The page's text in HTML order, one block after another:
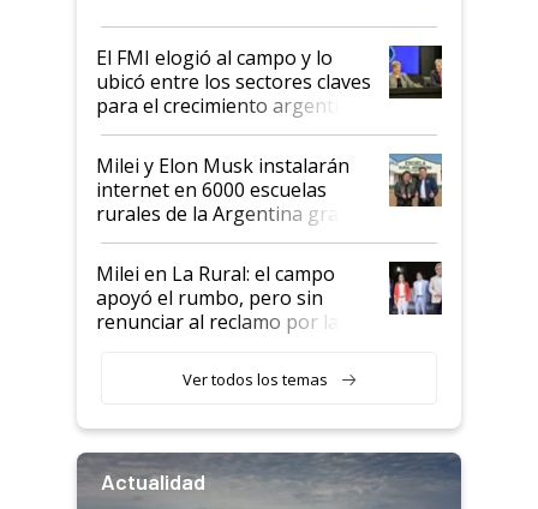
de Milei
El FMI elogió al campo y lo
ubicó entre los sectores claves
para el crecimiento argentino
Milei y Elon Musk instalarán
internet en 6000 escuelas
rurales de la Argentina gracias
a un acuerdo con Starlink
Milei en La Rural: el campo
apoyó el rumbo, pero sin
renunciar al reclamo por las
Ver todos los temas
Actualidad